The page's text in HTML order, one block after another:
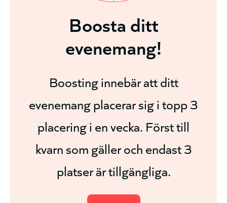
Boosta ditt
evenemang!
Boosting innebär att ditt
evenemang placerar sig i topp 3
placering i en vecka. Först till
kvarn som gäller och endast 3
platser är tillgängliga.